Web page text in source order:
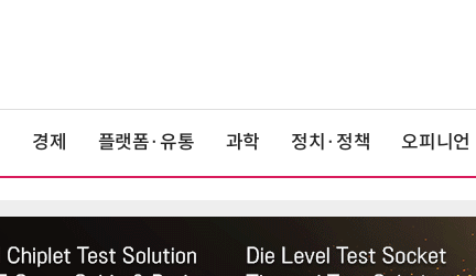
경제 플랫폼·유통 과학 정치·정책 오피니언